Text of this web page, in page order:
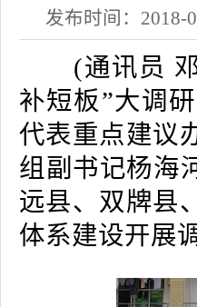
发布时间：2018-
(通讯员
补短板”大调
代表重点建议
组副书记杨海
远县、双牌县
体系建设开展